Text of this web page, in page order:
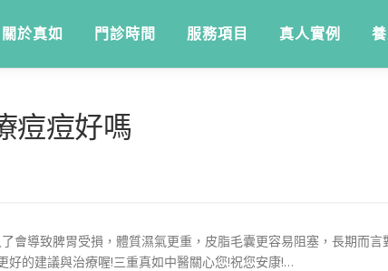
關於真如 門診時間 服務項目 真人實例
痘痘好嗎
會導致脾胃受損，體質濕氣更重，皮脂毛囊更容易阻塞，長期而
的建議與治療喔!三重真如中醫關心您!祝您安康!…